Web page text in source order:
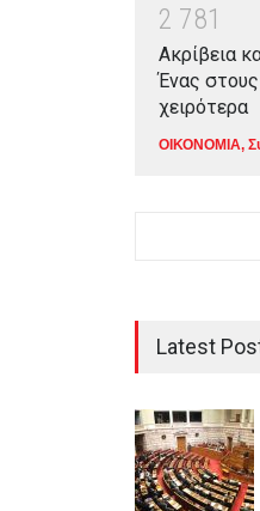
2 781
Ακρίβεια
Ένας
χειρότερα
ΟΙΚΟΝΟΜΙΑ,
Latest